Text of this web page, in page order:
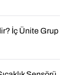
İç Ünite Grup